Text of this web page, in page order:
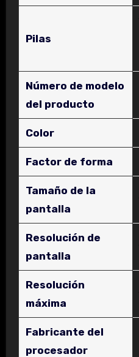
Pilas
Número de modelo
del producto
Color
Factor de forma
Tamaño de la
pantalla
Resolución de
pantalla
Resolución
máxima
Fabricante del
procesador